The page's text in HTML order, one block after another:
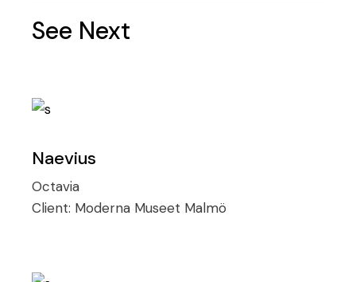
See Next
Naevius
Octavia
Client: Moderna Museet Malmö